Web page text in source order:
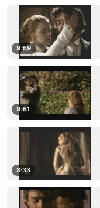
9:59
9:51
8:33